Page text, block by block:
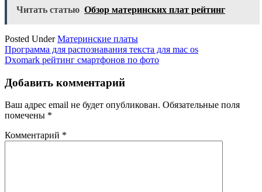
Читать статью Обзор материнских плат рейтинг
Posted UnderМатеринские платы
Навигация
по
записям
Программа для распознавания текста для mac os
Dxomark рейтинг смартфонов по фото
Добавить комментарий
Ваш адрес email не будет опубликован. Обязательные поля
помечены *
Комментарий *